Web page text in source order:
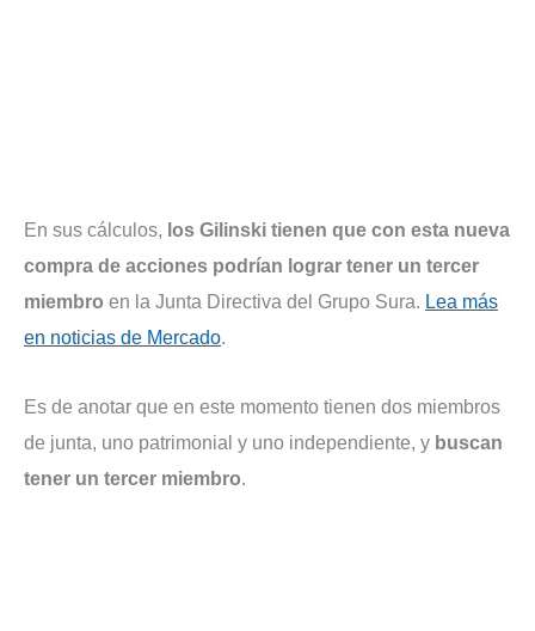
En sus cálculos, los Gilinski tienen que con esta nueva
compra de acciones podrían lograr tener un tercer
miembro en la Junta Directiva del Grupo Sura. Lea más
en noticias de Mercado.
Es de anotar que en este momento tienen dos miembros
de junta, uno patrimonial y uno independiente, y buscan
tener un tercer miembro.